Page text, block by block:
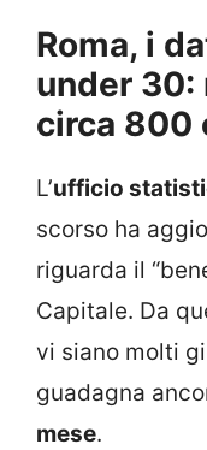
Roma, i
under 30:
circa 800
L’ufficio
scorso ha
riguarda il
Capitale. Da
vi siano molti
guadagna
mese.